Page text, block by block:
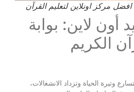
افضل مركز اونلاين لتعليم القرآن
أون لاين: بوابة
الكريم
وتيرة الحياة وتزداد الانشغالات،